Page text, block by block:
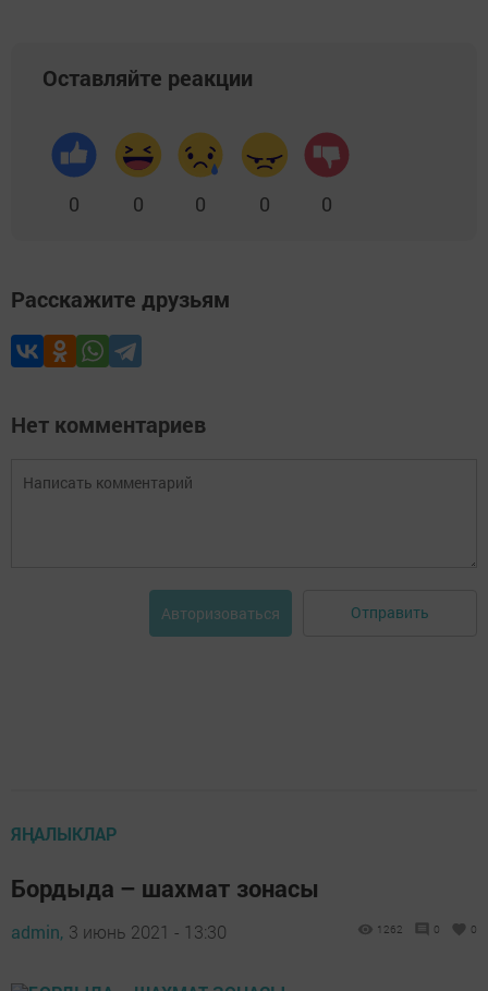
Оставляйте реакции
0 0 0 0 0
Расскажите друзьям
Нет комментариев
Авторизоваться Отправить
ЯҢАЛЫКЛАР
Бордыда – шахмат зонасы
admin, 3 июнь 2021 - 13:30 1262 0 0